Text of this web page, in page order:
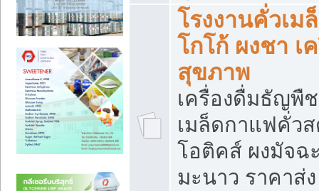
โรงงานคั่วเม
โกโก้ ผงชา เ
สุขภาพ
เครื่องดื่มธัญพื
เมล็ดกาแฟคั่ว
โอติคส์ ผงมัจฉ
มะนาว ราคาส่